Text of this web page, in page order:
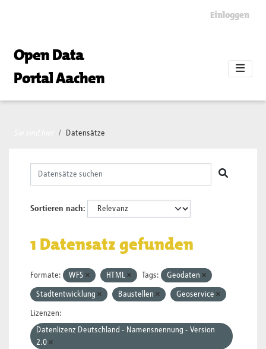
Einloggen
Open Data
Portal Aachen
Datensätze
Sortieren nach
1 Datensatz gefunden
Formate: WFS HTML Tags: Geodaten
Stadtentwicklung Baustellen Geoservice
Lizenzen:
Datenlizenz Deutschland - Namensnennung - Version
2.0